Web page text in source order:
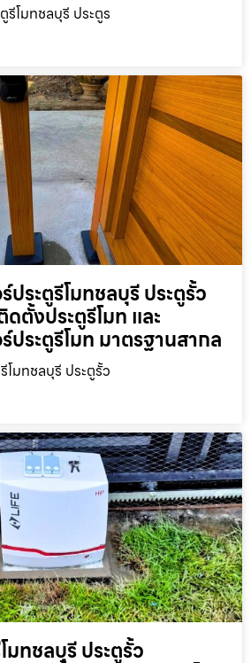
รีโมทชลบุรี ประตูร
ประตูรีโมทชลบุรี ประตูรั้ว
ตั้งประตูรีโมท และ
ประตูรีโมท มาตรฐานสากล
โมทชลบุรี ประตูรั้ว
มทชลบุรี ประตูรั้ว